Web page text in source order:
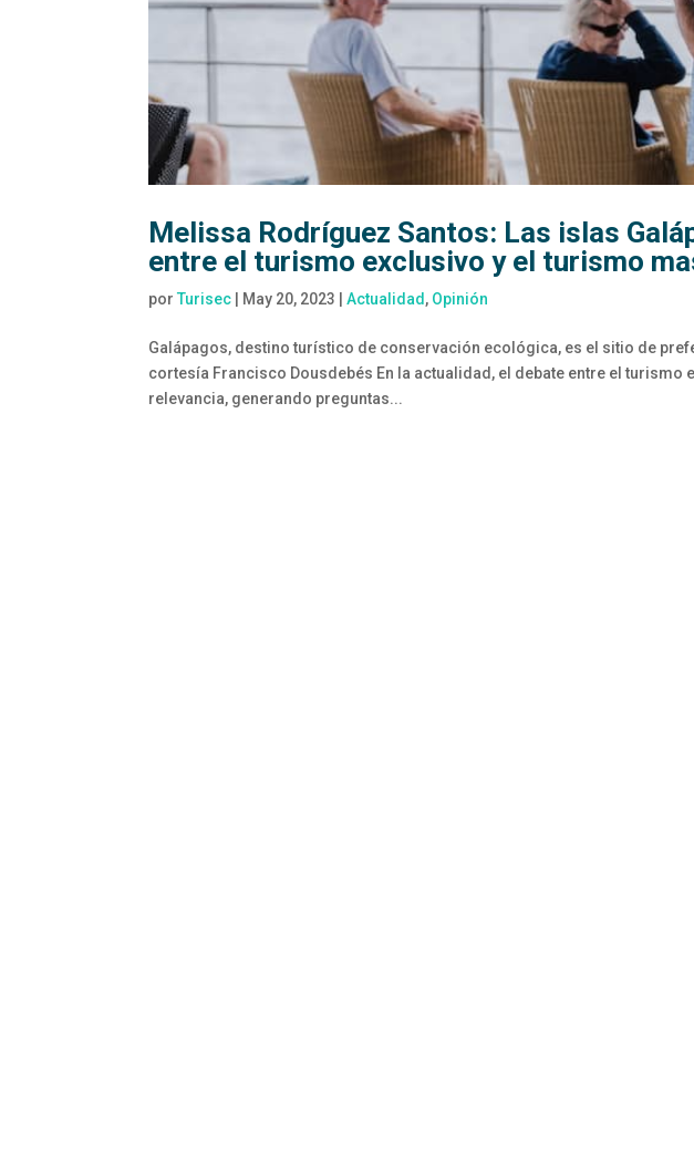
Melissa Rodríguez Santos: Las islas
entre el turismo exclusivo y el turismo
porTurisec May 20, 2023 |Actualidad , Opinión
Galápagos, destino turístico de conservación ecológica, es el sitio de
cortesía Francisco Dousdebés En la actualidad, el debate entre el
relevancia, generando preguntas...